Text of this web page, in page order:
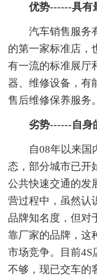
优势------具有
汽车销售服务有
的第一家标准店，
有一流的标准展厅
器、维修设备，有
售后维修保养服务。
劣势------自身
自08年以来国内
态，部分城市已开
公共快速交通的发
营过程中，虽然认
品牌知名度，但对
靠厂家的品牌，这
市场竞争。目前
不够，现已交车的